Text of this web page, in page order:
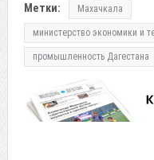
Метки: Махачкала
министерство экономики и
промышленность Дагестана